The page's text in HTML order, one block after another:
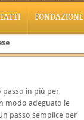
FONDAZIONE
passo in più per
modo adeguato le
passo semplice per